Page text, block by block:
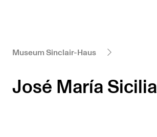
Museum Sinclair-Haus
José María Sicilia